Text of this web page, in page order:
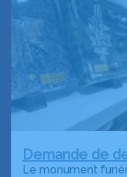
Demande de
Le monument